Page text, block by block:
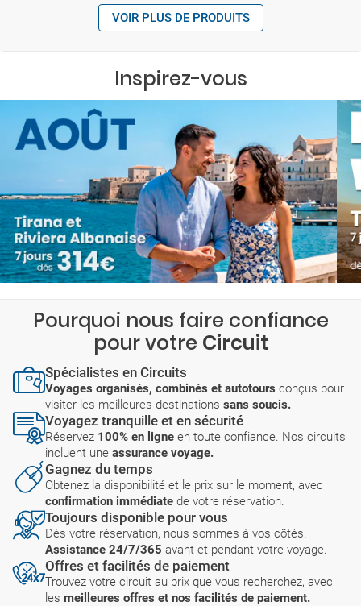
VOIR PLUS DE PRODUITS
Inspirez-vous
Pourquoi nous faire confiance
pour votre Circuit
Spécialistes en Circuits
Voyages organisés, combinés et autotours conçus pour
visiter les meilleures destinations sans soucis.
Voyagez tranquille et en sécurité
Réservez 100% en ligne en toute confiance. Nos circuits
incluent une assurance voyage.
Gagnez du temps
Obtenez la disponibilité et le prix sur le moment, avec
confirmation immédiate de votre réservation.
Toujours disponible pour vous
Dès votre réservation, nous sommes à vos côtés.
Assistance 24/7/365 avant et pendant votre voyage.
Offres et facilités de paiement
Trouvez votre circuit au prix que vous recherchez, avec
les meilleures offres et nos facilités de paiement.